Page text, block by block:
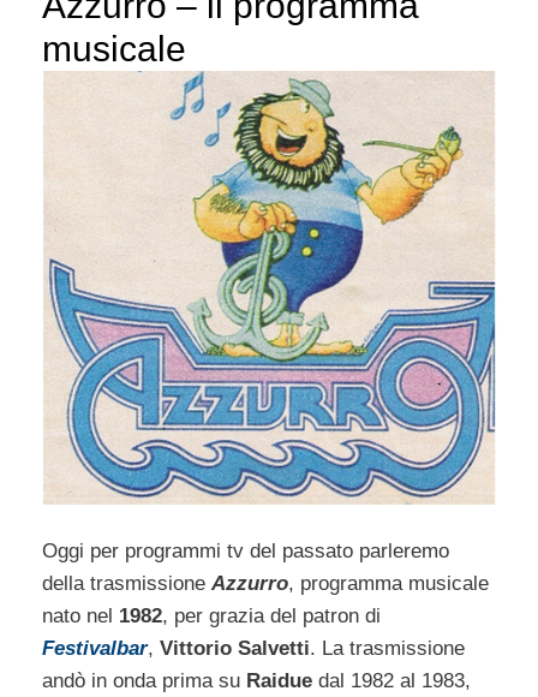
musicale
Oggi per programmi tv del passato parleremo
della trasmissione Azzurro, programma musicale
nato nel 1982, per grazia del patron di
Festivalbar, Vittorio Salvetti. La trasmissione
andò in onda prima su Raidue dal 1982 al 1983,